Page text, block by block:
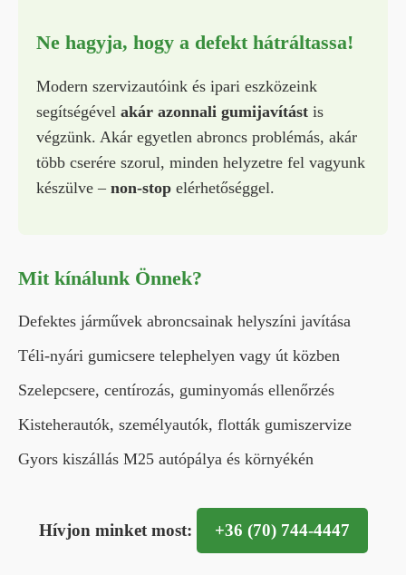
Ne hagyja, hogy a defekt hátráltassa!
Modern szervizautóink és ipari eszközeink
segítségével akár azonnali gumijavítást is
végzünk. Akár egyetlen abroncs problémás, akár
több cserére szorul, minden helyzetre fel vagyunk
készülve – non-stop elérhetőséggel.
Mit kínálunk Önnek?
Defektes járművek abroncsainak helyszíni javítása
Téli-nyári gumicsere telephelyen vagy út közben
Szelepcsere, centírozás, guminyomás ellenőrzés
Kisteherautók, személyautók, flották gumiszervize
Gyors kiszállás M25 autópálya és környékén
Hívjon minket most: +36 (70) 744-4447